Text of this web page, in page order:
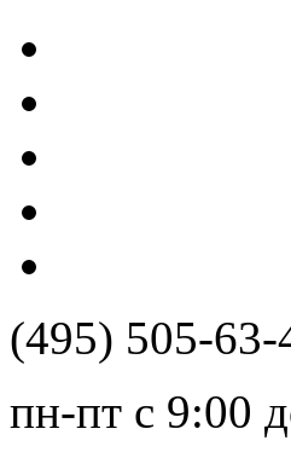
(495) 505-63-
пн-пт с 9:00